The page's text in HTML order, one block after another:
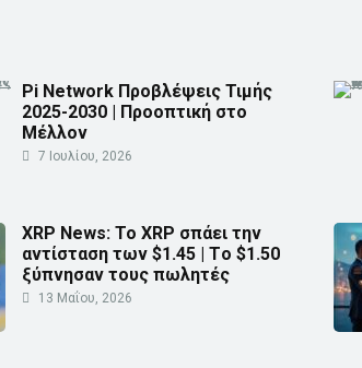
Pi Network Προβλέψεις Τιμής
2025-2030 | Προοπτική στο
Μέλλον
7 Ιουλίου, 2026
XRP News: Το XRP σπάει την
αντίσταση των $1.45 | Τo $1.50
ξύπνησαν τους πωλητές
13 Μαΐου, 2026